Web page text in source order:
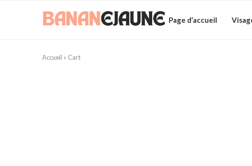
Page d’accueil
Accueil » Cart